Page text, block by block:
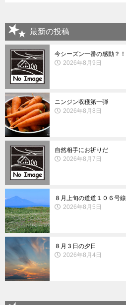
最新の投稿
今シーズン一番の感動？！
2026年8月9日
ニンジン収穫第一弾
2026年8月8日
自然相手にお祈りだ
2026年8月7日
８月上旬の道道１０６号線
2026年8月5日
８月３日の夕日
2026年8月4日